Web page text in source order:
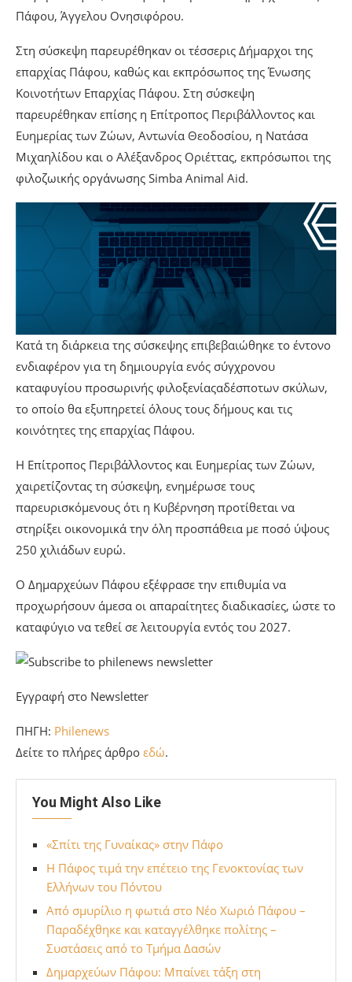
Πάφου, Άγγελου Ονησιφόρου.
Στη σύσκεψη παρευρέθηκαν οι τέσσερις Δήμαρχοι της
επαρχίας Πάφου, καθώς και εκπρόσωπος της Ένωσης
Κοινοτήτων Επαρχίας Πάφου. Στη σύσκεψη
παρευρέθηκαν επίσης η Επίτροπος Περιβάλλοντος και
Ευημερίας των Ζώων, Αντωνία Θεοδοσίου, η Νατάσα
Μιχαηλίδου και ο Αλέξανδρος Οριέττας, εκπρόσωποι της
φιλοζωικής οργάνωσης Simba Animal Aid.
Κατά τη διάρκεια της σύσκεψης επιβεβαιώθηκε το έντονο
ενδιαφέρον για τη δημιουργία ενός σύγχρονου
καταφυγίου προσωρινής φιλοξενίαςαδέσποτων σκύλων,
το οποίο θα εξυπηρετεί όλους τους δήμους και τις
κοινότητες της επαρχίας Πάφου.
Η Επίτροπος Περιβάλλοντος και Ευημερίας των Ζώων,
χαιρετίζοντας τη σύσκεψη, ενημέρωσε τους
παρευρισκόμενους ότι η Κυβέρνηση προτίθεται να
στηρίξει οικονομικά την όλη προσπάθεια με ποσό ύψους
250 χιλιάδων ευρώ.
Ο Δημαρχεύων Πάφου εξέφρασε την επιθυμία να
προχωρήσουν άμεσα οι απαραίτητες διαδικασίες, ώστε το
καταφύγιο να τεθεί σε λειτουργία εντός του 2027.
Εγγραφή στο Newsletter
ΠΗΓΗ: Philenews
Δείτε το πλήρες άρθρο εδώ.
You Might Also Like
«Σπίτι της Γυναίκας» στην Πάφο
Η Πάφος τιμά την επέτειο της Γενοκτονίας των
Ελλήνων του Πόντου
Από σμυρίλιο η φωτιά στο Νέο Χωριό Πάφου –
Παραδέχθηκε και καταγγέλθηκε πολίτης –
Συστάσεις από το Τμήμα Δασών
Δημαρχεύων Πάφου: Μπαίνει τάξη στη